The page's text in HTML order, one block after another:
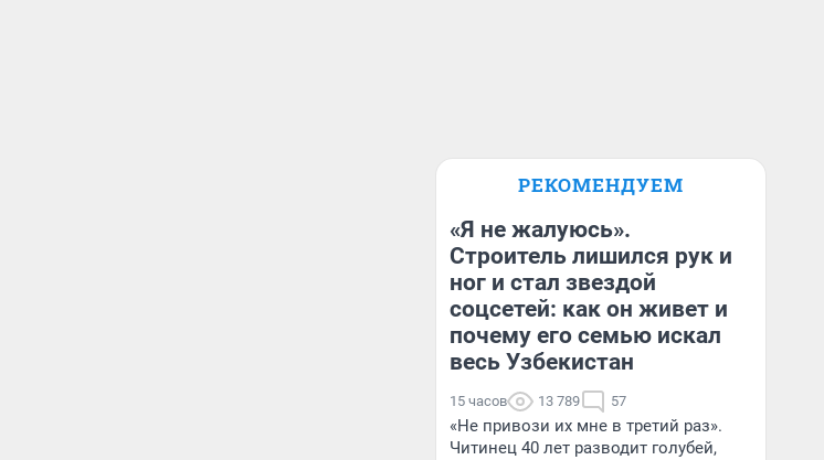
РЕКОМЕНДУЕМ
«Я не жалуюсь».
Строитель лишился рук и
ног и стал звездой
соцсетей: как он живет и
почему его семью искал
весь Узбекистан
15 часов 13 789 57
«Не привози их мне в третий раз».
Читинец 40 лет разводит голубей,